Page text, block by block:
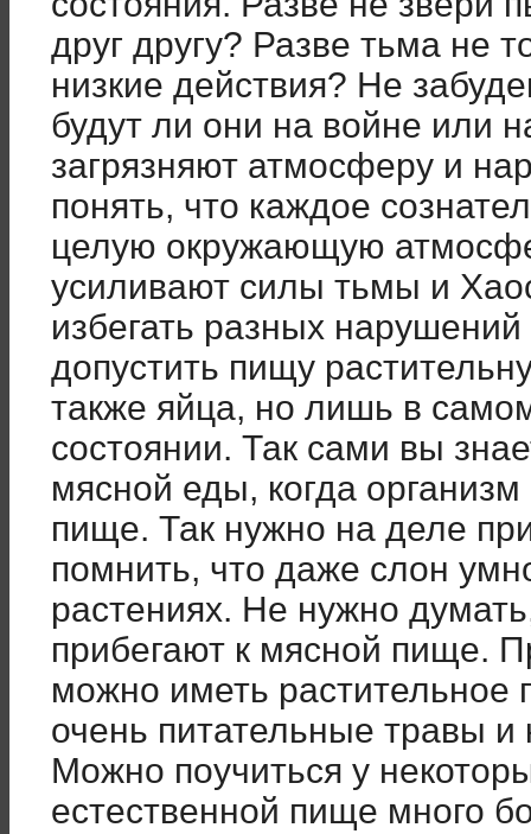
друг другу? Разве тьма не
низкие действия? Не
будут ли они на войне или
загрязняют атмосферу и
понять, что каждое
целую окружающую
усиливают силы тьмы и
избегать разных
допустить пищу
также яйца, но лишь в
состоянии. Так сами вы
мясной еды, когда
пище. Так нужно на деле
помнить, что даже слон
растениях. Не нужно
прибегают к мясной пище.
можно иметь растительное
очень питательные травы
Можно поучиться у
естественной пище много